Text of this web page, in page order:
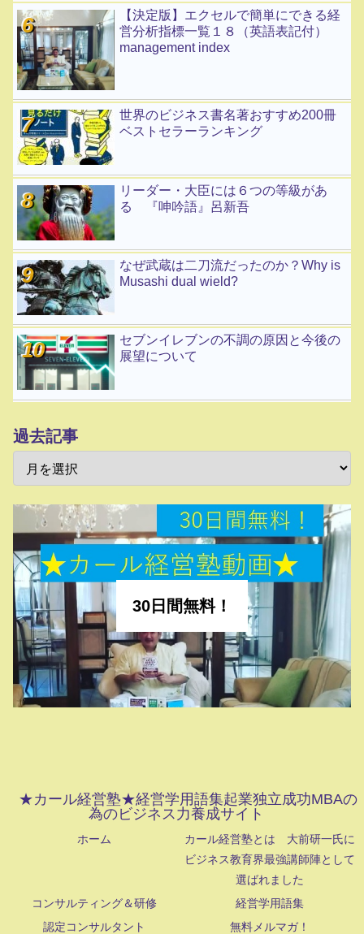
【決定版】エクセルで簡単にできる経
営分析指標一覧１８（英語表記付）
management index
世界のビジネス書名著おすすめ200冊
ベストセラーランキング
リーダー・大臣には６つの等級があ
る 『呻吟語』呂新吾
なぜ武蔵は二刀流だったのか？Why is
Musashi dual wield?
セブンイレブンの不調の原因と今後の
展望について
過去記事
30日間無料！
★カール経営塾★経営学用語集起業独立成功MBAの
為のビジネス力養成サイト
ホーム
カール経営塾とは 大前研一氏に
ビジネス教育界最強講師陣として
選ばれました
コンサルティング＆研修
経営学用語集
認定コンサルタント
無料メルマガ！